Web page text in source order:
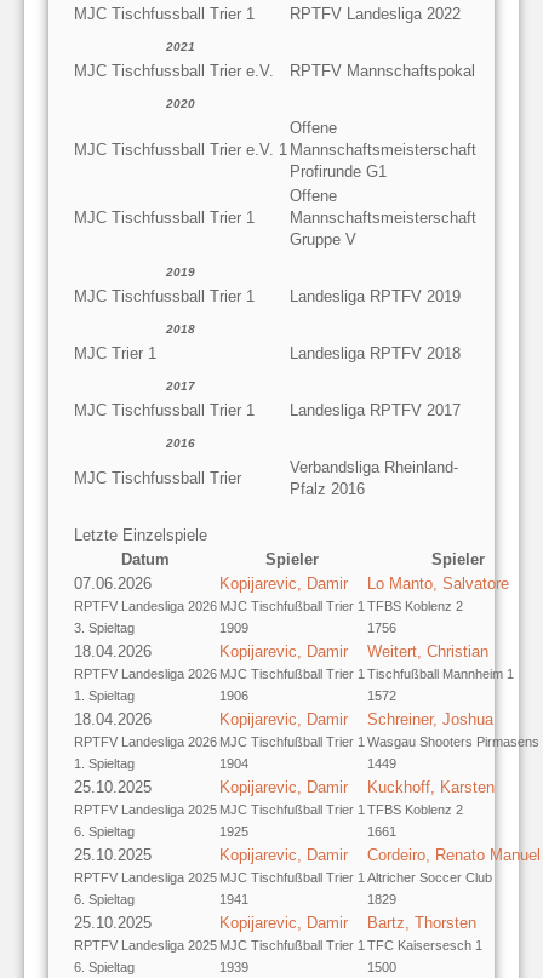
MJC Tischfussball Trier 1 RPTFV Landesliga 2022
2021
MJC Tischfussball Trier e.V. RPTFV Mannschaftspokal
2020
MJC Tischfussball Trier e.V. 1
Offene
Mannschaftsmeisterschaft
Profirunde G1
MJC Tischfussball Trier 1
Offene
Mannschaftsmeisterschaft
Gruppe V
2019
MJC Tischfussball Trier 1 Landesliga RPTFV 2019
2018
MJC Trier 1 Landesliga RPTFV 2018
2017
MJC Tischfussball Trier 1 Landesliga RPTFV 2017
2016
MJC Tischfussball Trier
Verbandsliga Rheinland-
Pfalz 2016
Letzte Einzelspiele
Datum
Spieler
Spieler
07.06.2026
RPTFV Landesliga 2026
3. Spieltag
Kopijarevic, Damir
MJC Tischfußball Trier 1
1909
Lo Manto, Salvatore
TFBS Koblenz 2
1756
18.04.2026
RPTFV Landesliga 2026
1. Spieltag
Kopijarevic, Damir
MJC Tischfußball Trier 1
1906
Weitert, Christian
Tischfußball Mannheim 1
1572
18.04.2026
RPTFV Landesliga 2026
1. Spieltag
Kopijarevic, Damir
MJC Tischfußball Trier 1
1904
Schreiner, Joshua
Wasgau Shooters Pirmasens
1449
25.10.2025
RPTFV Landesliga 2025
6. Spieltag
Kopijarevic, Damir
MJC Tischfußball Trier 1
1925
Kuckhoff, Karsten
TFBS Koblenz 2
1661
25.10.2025
RPTFV Landesliga 2025
6. Spieltag
Kopijarevic, Damir
MJC Tischfußball Trier 1
1941
Cordeiro, Renato Manuel
Altricher Soccer Club
1829
25.10.2025
RPTFV Landesliga 2025
6. Spieltag
Kopijarevic, Damir
MJC Tischfußball Trier 1
1939
Bartz, Thorsten
TFC Kaisersesch 1
1500